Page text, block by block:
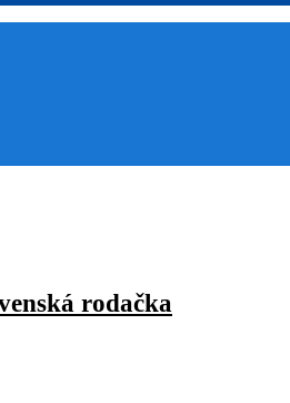
rodačka